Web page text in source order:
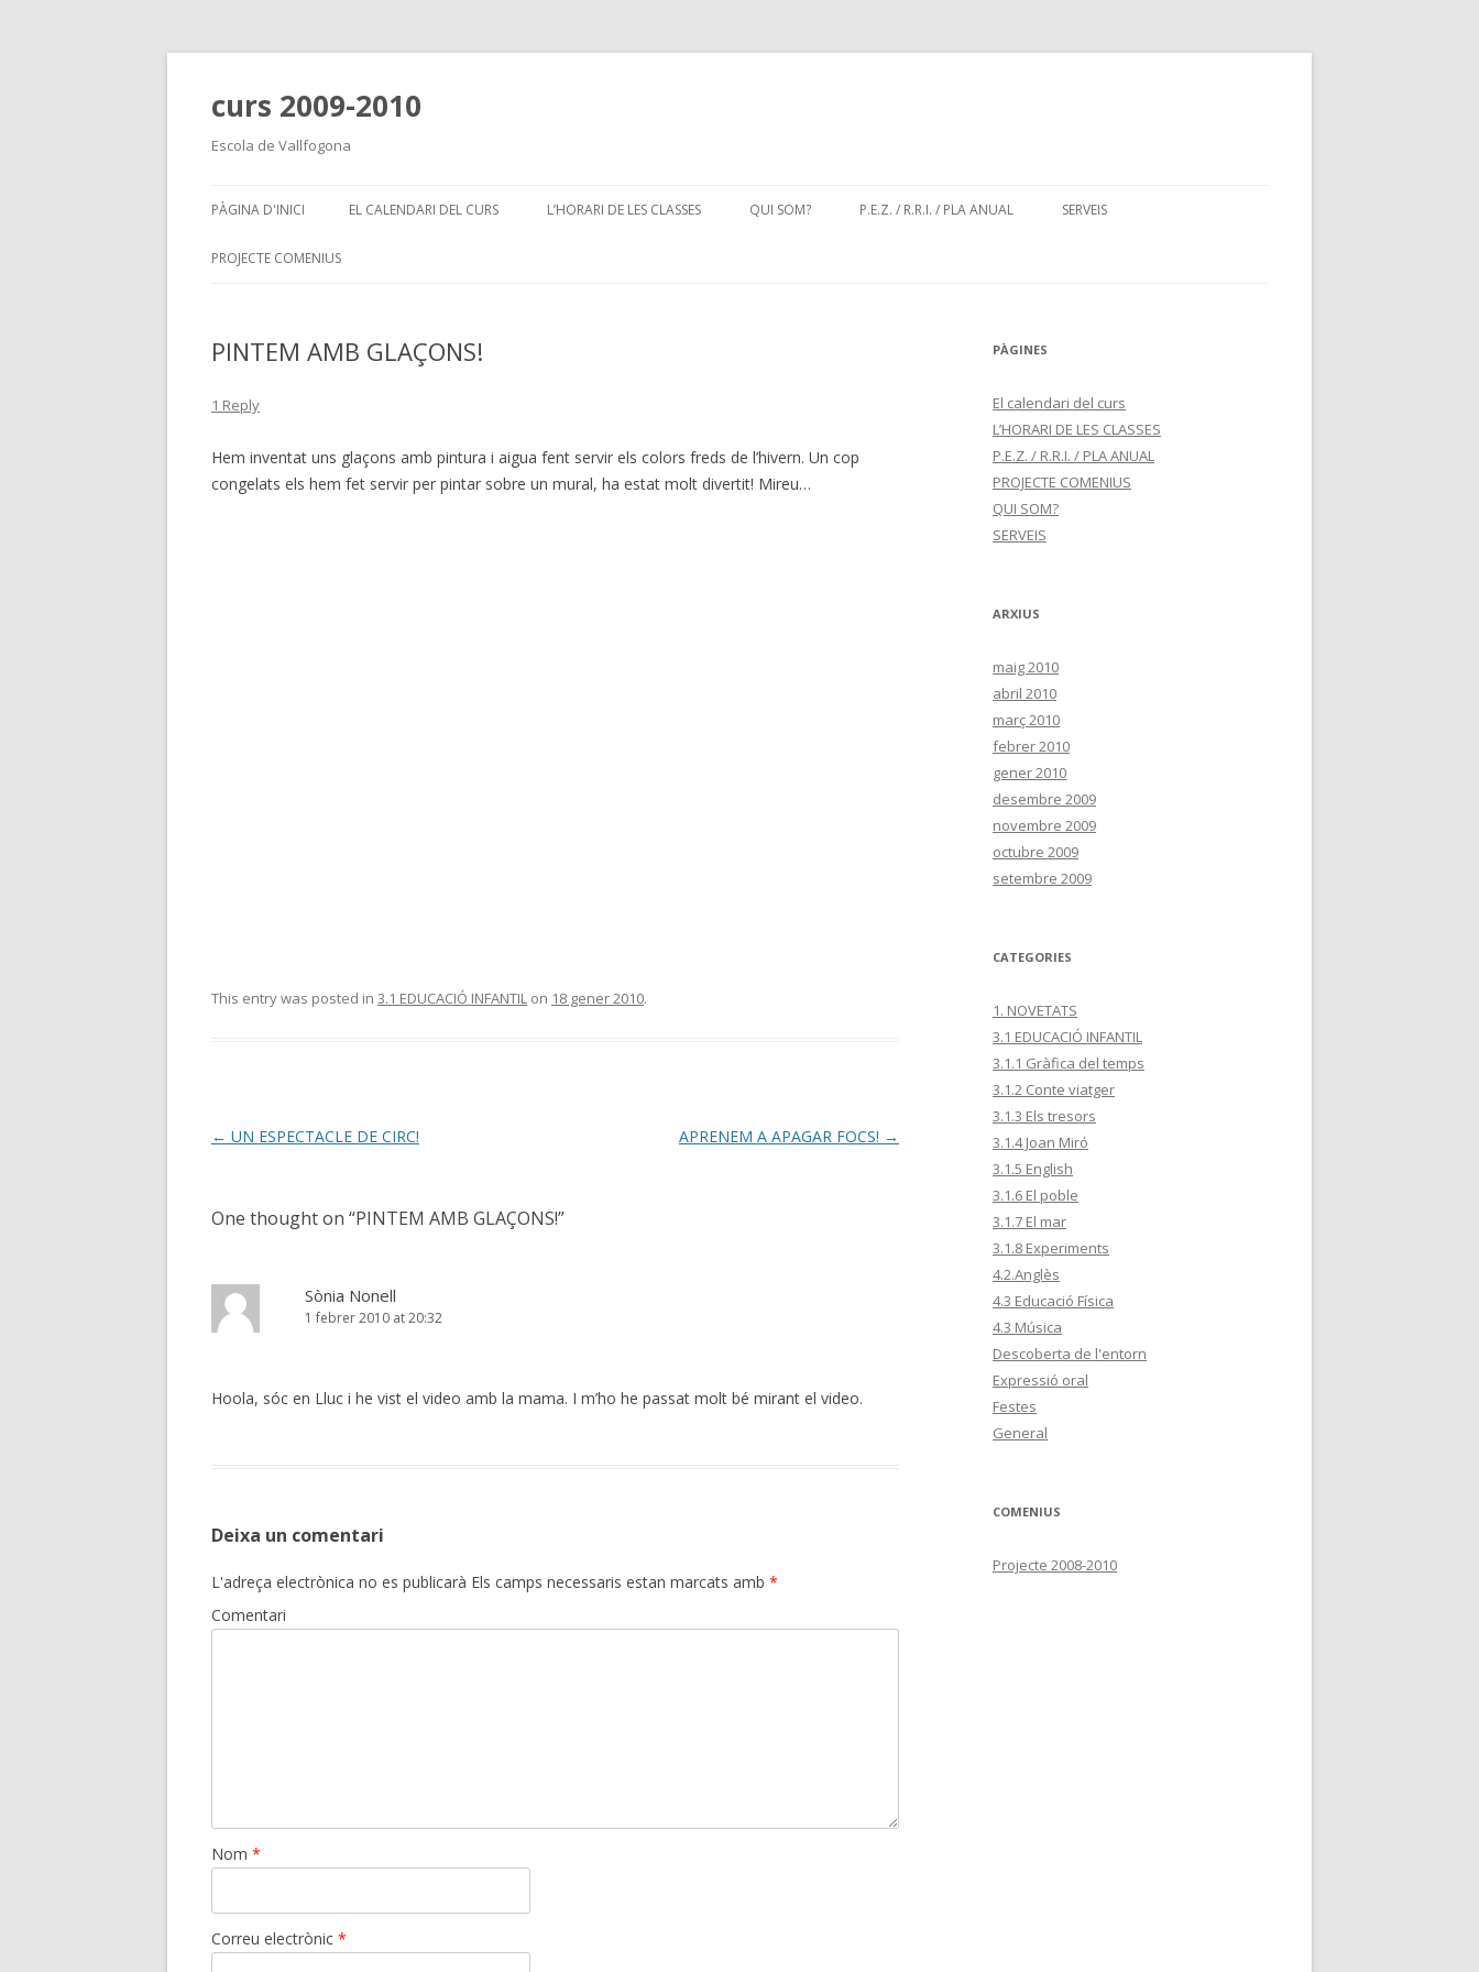
curs 2009-2010
Escola de Vallfogona
to
content
PÀGINA D'INICI EL CALENDARI DEL CURS L’HORARI DE LES CLASSES QUI SOM? P.E.Z. / R.R.I. / PLA ANUAL SERVEIS
PROJECTE COMENIUS
PINTEM AMB GLAÇONS!
1 Reply
Hem inventat uns glaçons amb pintura i aigua fent servir els colors freds de l’hivern. Un cop
congelats els hem fet servir per pintar sobre un mural, ha estat molt divertit! Mireu…
This entry was posted in 3.1 EDUCACIÓ INFANTIL on 18 gener 2010.
Post
← UN ESPECTACLE DE CIRC! APRENEM A APAGAR FOCS! →
One thought on “PINTEM AMB GLAÇONS!”
Sònia Nonell
1 febrer 2010 at 20:32
Hoola, sóc en Lluc i he vist el video amb la mama. I m’ho he passat molt bé mirant el video.
Deixa un comentari
L'adreça electrònica no es publicarà Els camps necessaris estan marcats amb *
Comentari
Nom *
Correu electrònic *
PÀGINES
El calendari del curs
L’HORARI DE LES CLASSES
P.E.Z. / R.R.I. / PLA ANUAL
PROJECTE COMENIUS
QUI SOM?
SERVEIS
ARXIUS
maig 2010
abril 2010
març 2010
febrer 2010
gener 2010
desembre 2009
novembre 2009
octubre 2009
setembre 2009
CATEGORIES
1. NOVETATS
3.1 EDUCACIÓ INFANTIL
3.1.1 Gràfica del temps
3.1.2 Conte viatger
3.1.3 Els tresors
3.1.4 Joan Miró
3.1.5 English
3.1.6 El poble
3.1.7 El mar
3.1.8 Experiments
4.2.Anglès
4.3 Educació Física
4.3 Música
Descoberta de l'entorn
Expressió oral
Festes
General
COMENIUS
Projecte 2008-2010